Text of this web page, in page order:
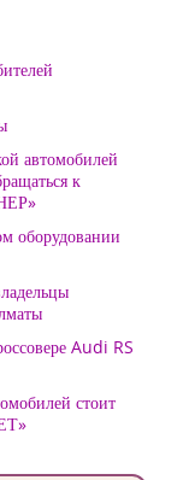
автомобилей
к
оборудовании
Audi RS
стоит